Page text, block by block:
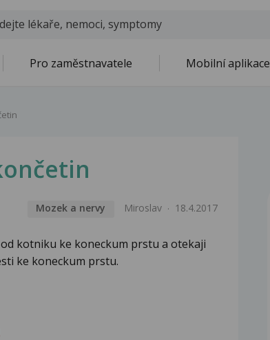
Pro zaměstnavatele Mobilní aplikace
Mozek a nervy Miroslav 18.4.2017
kotniku ke koneckum prstu a otekaji
ke koneckum prstu.